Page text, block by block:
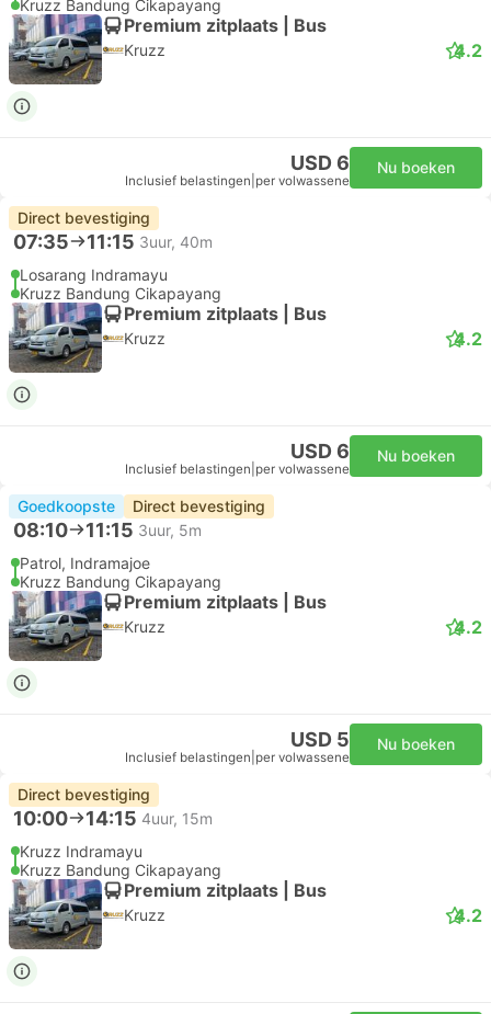
Kruzz Bandung Cikapayang
Premium zitplaats | Bus
Kruzz 4.2
USD 6
Inclusief belastingen per volwassene
Nu boeken
Direct bevestiging
07:35 11:15 3uur, 40m
Losarang Indramayu
Kruzz Bandung Cikapayang
Premium zitplaats | Bus
Kruzz 4.2
USD 6
Inclusief belastingen per volwassene
Nu boeken
Goedkoopste Direct bevestiging
08:10 11:15 3uur, 5m
Patrol, Indramajoe
Kruzz Bandung Cikapayang
Premium zitplaats | Bus
Kruzz 4.2
USD 5
Inclusief belastingen per volwassene
Nu boeken
Direct bevestiging
10:00 14:15 4uur, 15m
Kruzz Indramayu
Kruzz Bandung Cikapayang
Premium zitplaats | Bus
Kruzz 4.2